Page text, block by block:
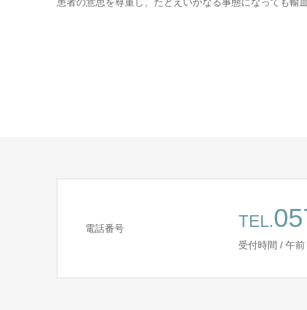
電話番号 TEL.
受付時間 / 午前